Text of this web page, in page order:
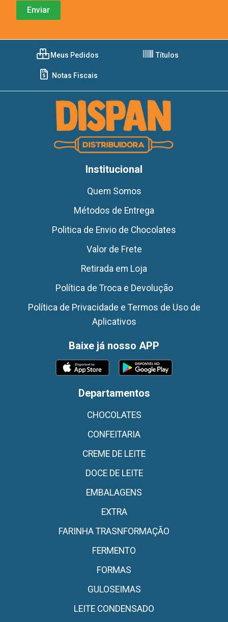
Meus Pedidos Títulos
Notas Fiscais
Institucional
Quem Somos
Métodos de Entrega
Politica de Envio de Chocolates
Valor de Frete
Retirada em Loja
Política de Troca e Devolução
Política de Privacidade e Termos de Uso de
Aplicativos
Baixe já nosso APP
Departamentos
CHOCOLATES
CONFEITARIA
CREME DE LEITE
DOCE DE LEITE
EMBALAGENS
EXTRA
FARINHA TRASNFORMAÇÃO
FERMENTO
FORMAS
GULOSEIMAS
LEITE CONDENSADO